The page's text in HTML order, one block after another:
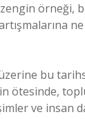
örneği,
bu
ötesinde,
ve insan